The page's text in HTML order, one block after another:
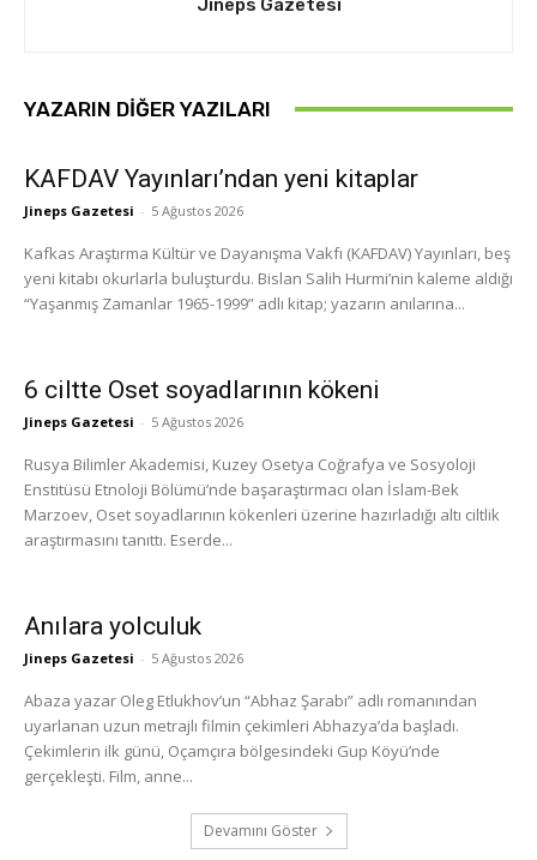
Jineps Gazetesi
YAZARIN DIĞER YAZILARI
KAFDAV Yayınları’ndan yeni kitaplar
Jineps Gazetesi - 5 Ağustos 2026
Kafkas Araştırma Kültür ve Dayanışma Vakfı (KAFDAV) Yayınları, beş
yeni kitabı okurlarla buluşturdu. Bislan Salih Hurmi’nin kaleme aldığı
“Yaşanmış Zamanlar 1965-1999” adlı kitap; yazarın anılarına...
6 ciltte Oset soyadlarının kökeni
Jineps Gazetesi - 5 Ağustos 2026
Rusya Bilimler Akademisi, Kuzey Osetya Coğrafya ve Sosyoloji
Enstitüsü Etnoloji Bölümü’nde başaraştırmacı olan İslam-Bek
Marzoev, Oset soyadlarının kökenleri üzerine hazırladığı altı ciltlik
araştırmasını tanıttı. Eserde...
Anılara yolculuk
Jineps Gazetesi - 5 Ağustos 2026
Abaza yazar Oleg Etlukhov’un “Abhaz Şarabı” adlı romanından
uyarlanan uzun metrajlı filmin çekimleri Abhazya’da başladı.
Çekimlerin ilk günü, Oçamçıra bölgesindeki Gup Köyü’nde
gerçekleşti. Film, anne...
Devamını Göster